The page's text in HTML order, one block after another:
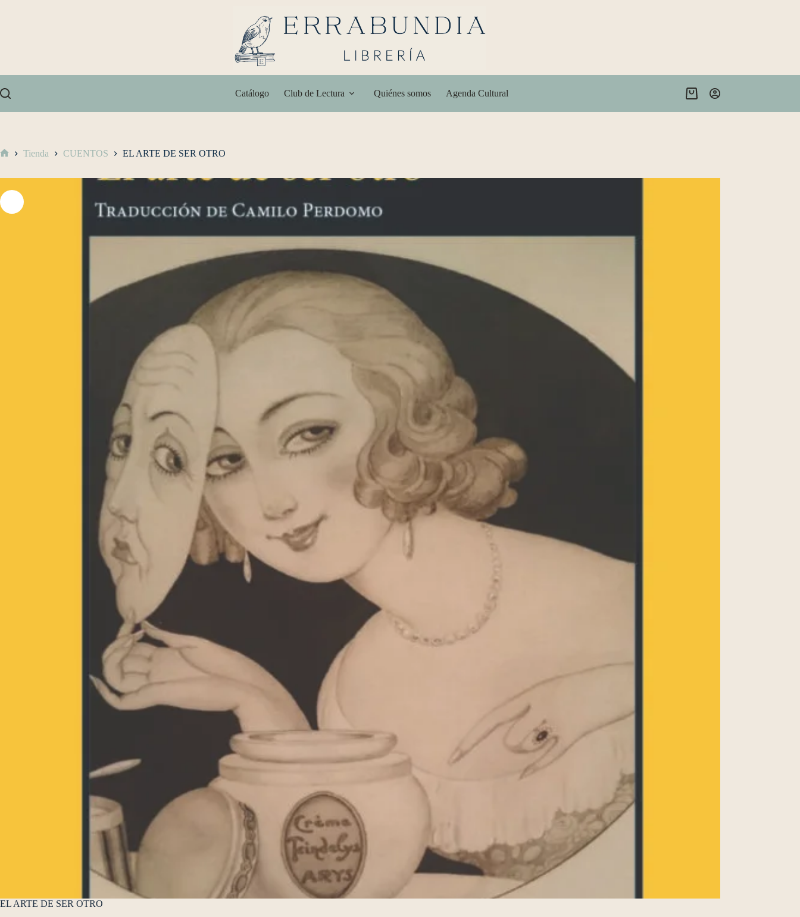
Catálogo Club de Lectura Quiénes somos Agenda Cultural
Tienda CUENTOS EL ARTE DE SER OTRO
EL ARTE DE SER OTRO